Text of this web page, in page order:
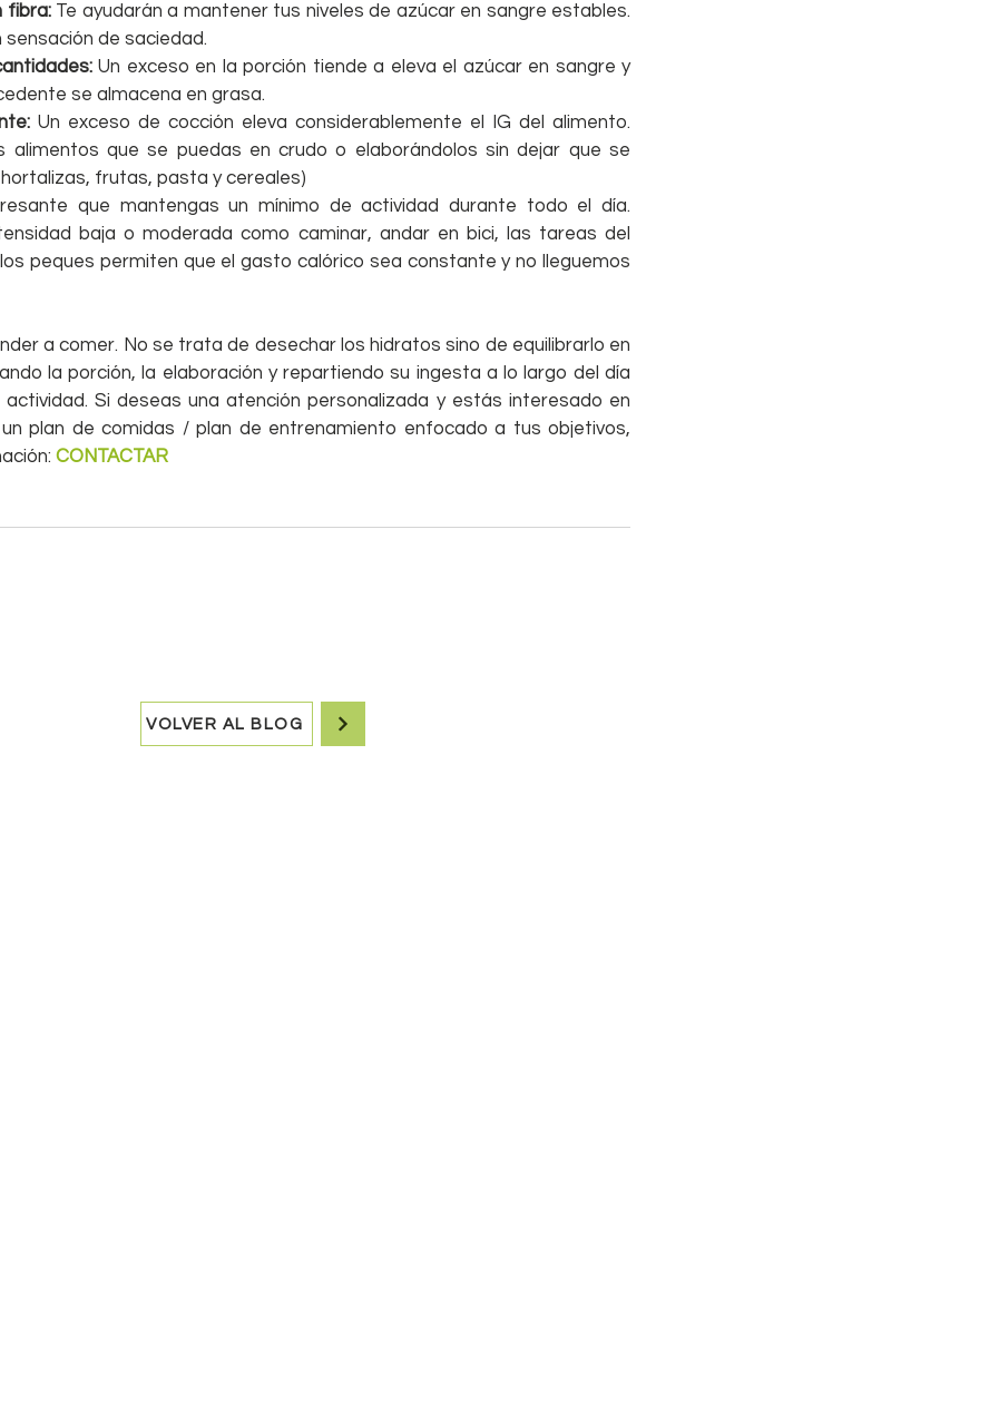
fibra: Te ayudarán a mantener tus niveles de azúcar en sangre estables.
de saciedad.
Un exceso en la porción tiende a eleva el azúcar en sangre y
se almacena en grasa.
Un exceso de cocción eleva considerablemente el IG del alimento.
alimentos que se puedas en crudo o elaborándolos sin dejar que se
frutas, pasta y cereales)
que mantengas un mínimo de actividad durante todo el día.
baja o moderada como caminar, andar en bici, las tareas del
peques permiten que el gasto calórico sea constante y no lleguemos
a comer. No se trata de desechar los hidratos sino de equilibrarlo en
la porción, la elaboración y repartiendo su ingesta a lo largo del día
Si deseas una atención personalizada y estás interesado en
plan de comidas / plan de entrenamiento enfocado a tus objetivos,
CONTACTAR
VOLVER AL BLOG